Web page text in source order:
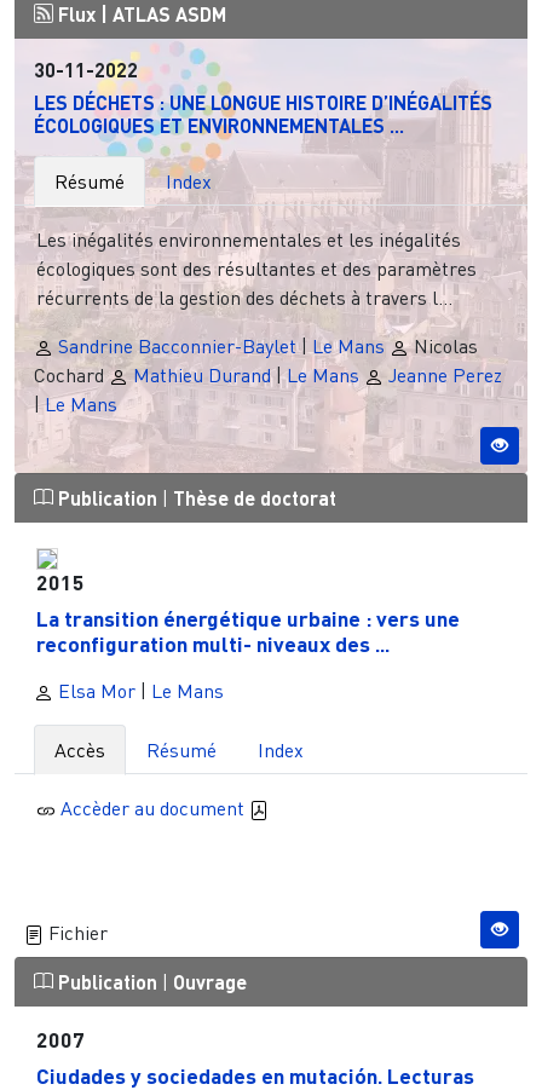
Flux | ATLAS ASDM
30-11-2022
LES DÉCHETS : UNE LONGUE HISTOIRE D’INÉGALITÉS
ÉCOLOGIQUES ET ENVIRONNEMENTALES ...
Résumé Index
Les inégalités environnementales et les inégalités
écologiques sont des résultantes et des paramètres
récurrents de la gestion des déchets à travers l...
Sandrine Bacconnier-Baylet| Le Mans
Nicolas
Cochard
Mathieu Durand|Le Mans
Jeanne Perez
|Le Mans
Publication | Thèse de doctorat
2015
La transition énergétique urbaine : vers une
reconfiguration multi- niveaux des ...
Elsa Mor Le Mans
Accès Résumé Index
Accèder au document
Fichier
Publication | Ouvrage
2007
Ciudades y sociedades en mutación. Lecturas